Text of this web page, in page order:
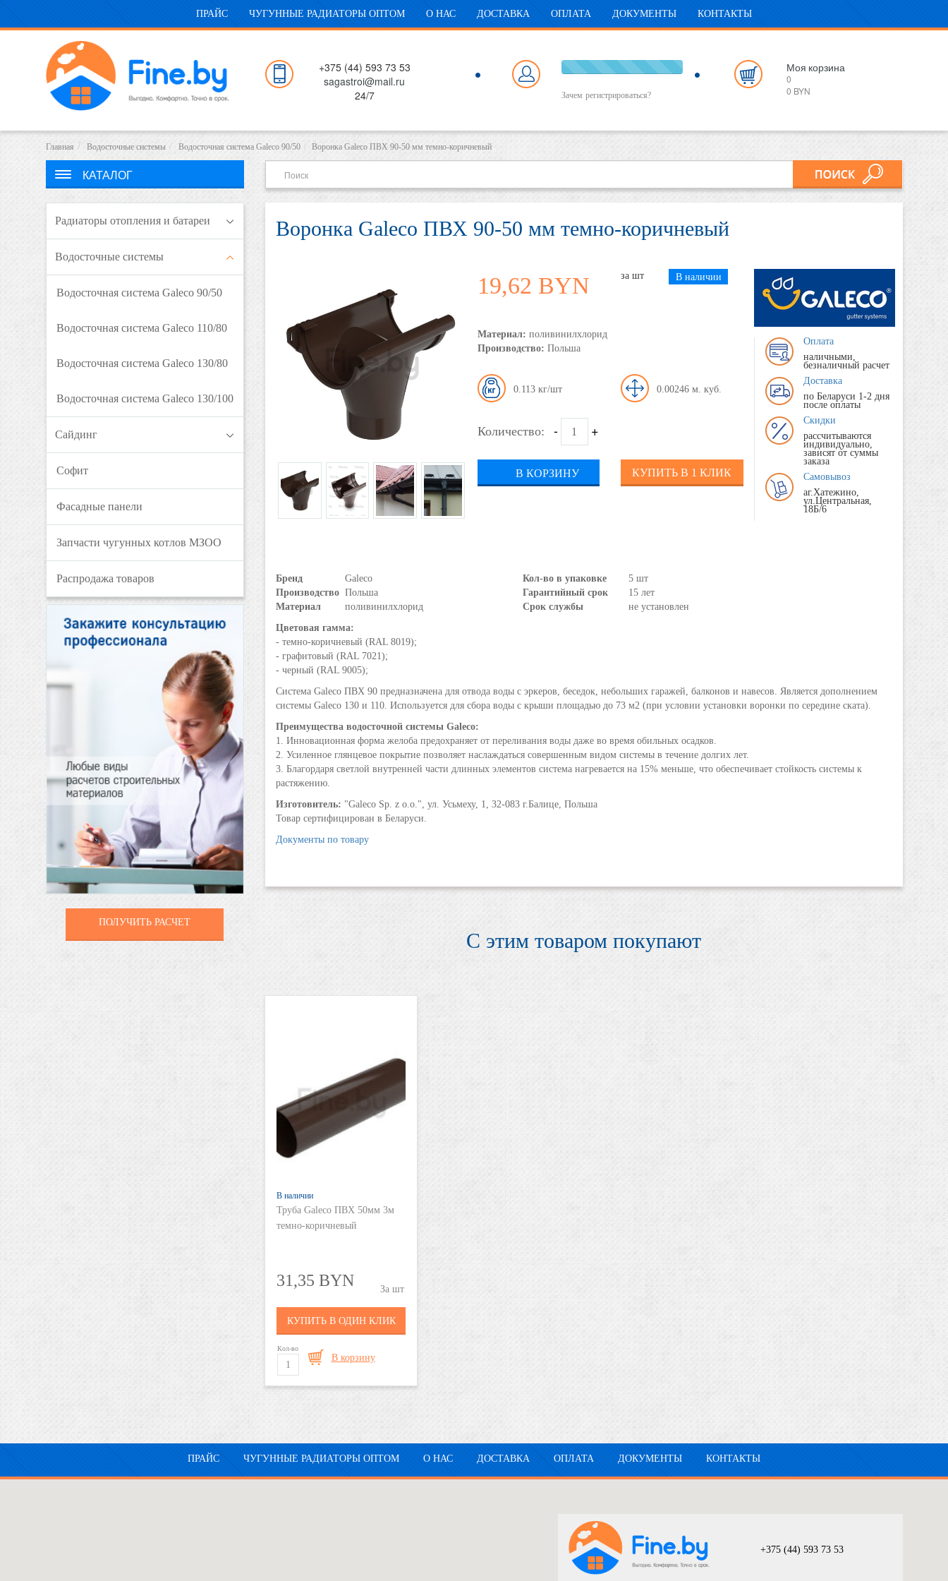
ПРАЙС ЧУГУННЫЕ РАДИАТОРЫ ОПТОМ О НАС ДОСТАВКА ОПЛАТА ДОКУМЕНТЫ КОНТАКТЫ
+375 (44) 593 73 53
sagastroi@mail.ru
24/7
100%
Зачем регистрироваться?
Моя корзина
0
0 BYN
Главная Водосточные системы Водосточная система Galeco 90/50 Воронка Galeco ПВХ 90-50 мм темно-коричневый
КАТАЛОГ
Радиаторы отопления и батареи
Водосточные системы
Водосточная система Galeco 90/50
Водосточная система Galeco 110/80
Водосточная система Galeco 130/80
Водосточная система Galeco 130/100
Сайдинг
Софит
Фасадные панели
Запчасти чугунных котлов МЗОО
Распродажа товаров
ПОЛУЧИТЬ РАСЧЕТ
Воронка Galeco ПВХ 90-50 мм темно-коричневый
19,62 BYN шт В наличии
Материал: поливинилхлорид
Производство: Польша
0.113 0.00246
Количество: - +
В КОРЗИНУ КУПИТЬ В 1 КЛИК
Оплата
наличными,
безналичный расчет
Доставка
по Беларуси 1-2 дня
после оплаты
Скидки
рассчитываются
индивидуально,
зависят от суммы
заказа
Самовывоз
аг.Хатежино,
ул.Центральная,
18Б/6
Бренд
Galeco
Производство Польша
Материал
поливинилхлорид
Кол-во в упаковке
5 шт
Гарантийный срок
15 лет
Срок службы
не установлен
Цветовая гамма:
- темно-коричневый (RAL 8019);
- графитовый (RAL 7021);
- черный (RAL 9005);
Система Galeco ПВХ 90 предназначена для отвода воды с эркеров, беседок, небольших гаражей, балконов и навесов. Является дополнением
системы Galeco 130 и 110. Используется для сбора воды с крыши площадью до 73 м2 (при условии установки воронки по середине ската).
Преимущества водосточной системы Galeco:
1. Инновационная форма желоба предохраняет от переливания воды даже во время обильных осадков.
2. Усиленное глянцевое покрытие позволяет наслаждаться совершенным видом системы в течение долгих лет.
3. Благордаря светлой внутренней части длинных элементов система нагревается на 15% меньше, что обеспечивает стойкость системы к
растяжению.
Изготовитель: "Galeco Sp. z o.o.", ул. Усьмеху, 1, 32-083 г.Балице, Польша
Товар сертифицирован в Беларуси.
Документы по товару
С этим товаром покупают
В наличии
Труба Galeco ПВХ 50мм 3м
темно-коричневый
31,35 BYN
Кол-во
КУПИТЬ В ОДИН КЛИК
шт
В корзину
ПРАЙС ЧУГУННЫЕ РАДИАТОРЫ ОПТОМ О НАС ДОСТАВКА ОПЛАТА ДОКУМЕНТЫ КОНТАКТЫ
+375 (44) 593 73 53